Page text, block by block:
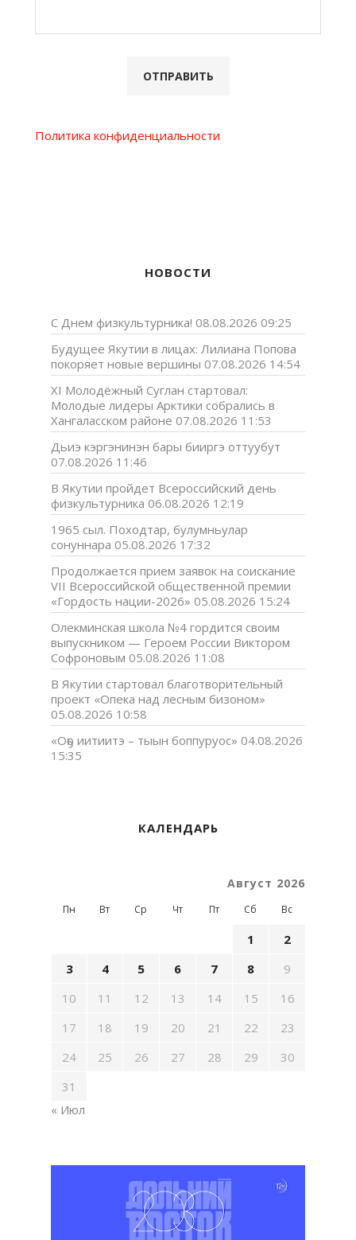
Политика конфиденциальности
НОВОСТИ
С Днем физкультурника! 08.08.2026 09:25
Будущее Якутии в лицах: Лилиана Попова
покоряет новые вершины 07.08.2026 14:54
XI Молодёжный Суглан стартовал:
Молодые лидеры Арктики собрались в
Хангаласском районе 07.08.2026 11:53
Дьиэ кэргэнинэн бары бииргэ оттуубут
07.08.2026 11:46
В Якутии пройдет Всероссийский день
физкультурника 06.08.2026 12:19
1965 сыл. Походтар, булумньулар
сонуннара 05.08.2026 17:32
Продолжается прием заявок на соискание
VII Всероссийской общественной премии
«Гордость нации-2026» 05.08.2026 15:24
Олекминская школа №4 гордится своим
выпускником — Героем России Виктором
Софроновым 05.08.2026 11:08
В Якутии стартовал благотворительный
проект «Опека над лесным бизоном»
05.08.2026 10:58
«Оҕо иитиитэ – тыын боппуруос» 04.08.2026
15:35
КАЛЕНДАРЬ
Август 2026
Пн Вт Ср Чт Пт Сб Вс
1
2
3
4 5 6 7 8
9
10
11 12 13 14 15
16
17
18 19 20 21 22
23
24
25 26 27 28 29
30
31
« Июл